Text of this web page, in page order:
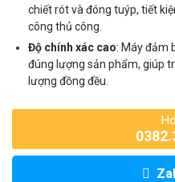
chiết rót và đóng tuýp, tiết
công thủ công.
Độ chính xác cao: Máy đảm
đúng lượng sản phẩm, giúp
lượng đồng đều.